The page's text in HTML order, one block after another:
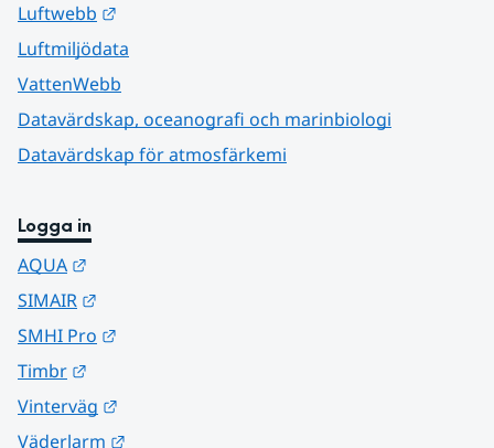
Luftwebb
Luftmiljödata
VattenWebb
Datavärdskap, oceanografi och marinbiologi
Datavärdskap för atmosfärkemi
Logga in
AQUA
SIMAIR
SMHI Pro
Timbr
Vinterväg
Väderlarm